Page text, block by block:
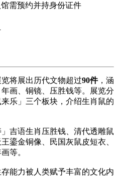
需预约并持身份证件
览将展出历代文物超过90件，涵
画、铜镜、压胜钱等。展览分
乐」三个板块，介绍生肖鼠的
吉语生肖压胜钱、清代透雕鼠
鎏金铜像、民国灰鼠皮短衣、
等。
能力被人类赋予丰富的文化内